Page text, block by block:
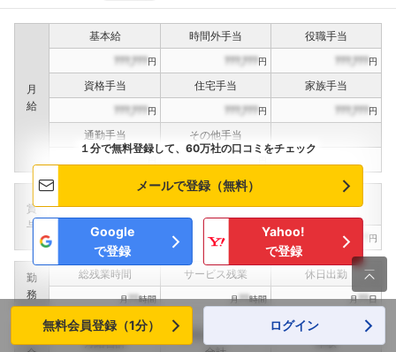
月
給
基本給 時間外手当
役職手当
???,???円 ???,???円 ???,???円
資格手当 住宅手当
家族手当
???,???円 ???,???円 ???,???円
通勤手当
その他手当
賞
与
インセンティブ賞与
決算賞与
???,??? ???,??? 円 ???,??? 円
勤
務
総残業時間 サービス残業 休日出勤
月??時間 月??時間 月??日
月給合計 年収
１分で無料登録して、60万社の口コミをチェック
メールで登録（無料）
Google
で登録
Yahoo!
で登録

無料会員登録（1分） ログイン